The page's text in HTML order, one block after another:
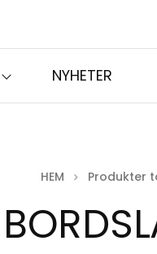
NYHETER
HEM Produkter